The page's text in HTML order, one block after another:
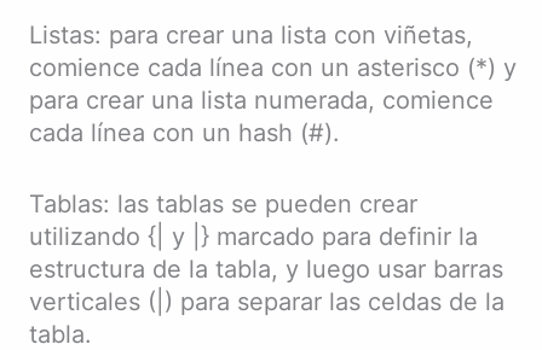
Listas: para crear una lista con viñetas,
comience cada línea con un asterisco (*) y
para crear una lista numerada, comience
cada línea con un hash (#).
Tablas: las tablas se pueden crear
utilizando {| y |} marcado para definir la
estructura de la tabla, y luego usar barras
verticales (|) para separar las celdas de la
tabla.